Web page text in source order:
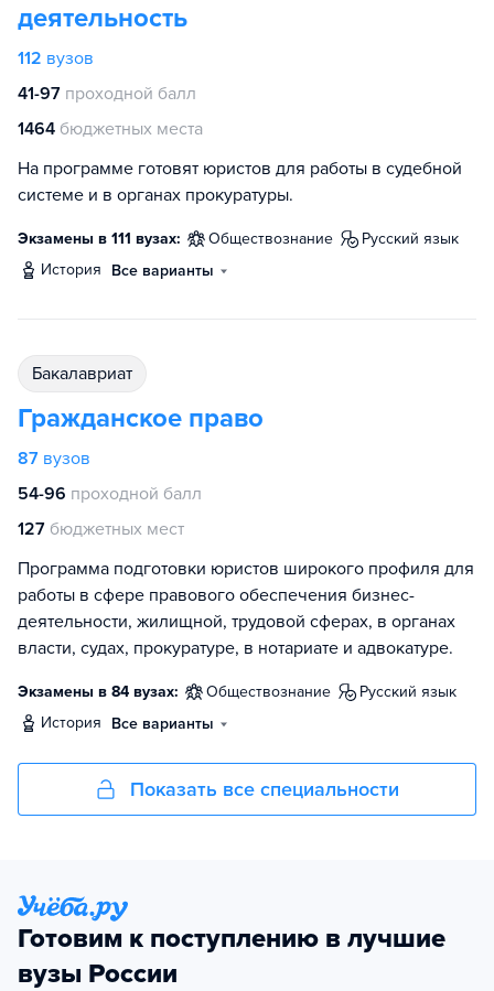
деятельность
112 вузов
41-97 проходной балл
1464 бюджетных места
На программе готовят юристов для работы в судебной
системе и в органах прокуратуры.
Экзамены в 111 вузах: обществознание
русский язык
история
Все варианты
бакалавриат
Гражданское право
87 вузов
54-96 проходной балл
127 бюджетных мест
Программа подготовки юристов широкого профиля для
работы в сфере правового обеспечения бизнес-
деятельности, жилищной, трудовой сферах, в органах
власти, судах, прокуратуре, в нотариате и адвокатуре.
Экзамены в 84 вузах: обществознание
русский язык
история
Все варианты
Показать все специальности
Готовим к поступлению в лучшие
вузы России